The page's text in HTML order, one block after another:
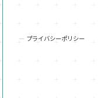
プライバシーポリシー